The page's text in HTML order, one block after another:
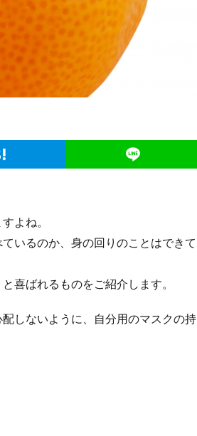
よね。
いるのか、身の回りのことはできて
喜ばれるものをご紹介します。
しないように、自分用のマスクの持